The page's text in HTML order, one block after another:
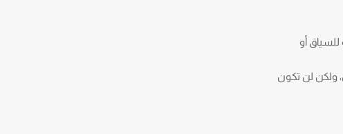
للسياق أو
ولكن لن تكون